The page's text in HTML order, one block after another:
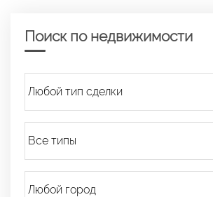
Поиск по недвижимости